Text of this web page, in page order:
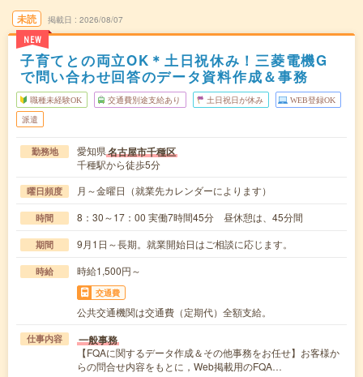
未読
NEW
掲載日 2026/08/07
子育てとの両立OK＊土日祝休み！三菱電機G
で問い合わせ回答のデータ資料作成＆事務
職種未経験OK 交通費別途支給あり 土日祝日が休み WEB登録OK
派遣
勤務地 愛知県名古屋市千種区
千種駅から徒歩5分
曜日頻度 月～金曜日（就業先カレンダーによります）
時間 8：30～17：00 実働7時間45分 昼休憩は、45分間
期間 9月1日～長期。就業開始日はご相談に応じます。
時給 時給1,500円～
交通費
公共交通機関は交通費（定期代）全額支給。
仕事内容 一般事務
【FQAに関するデータ作成＆その他事務をお任せ】お客様か
らの問合せ内容をもとに，Web掲載用のFQA…